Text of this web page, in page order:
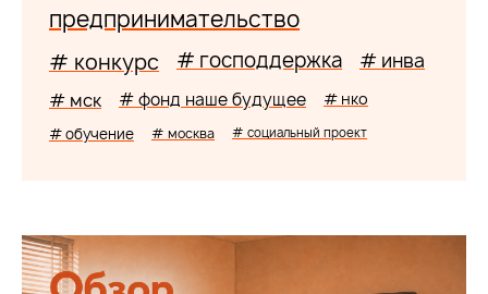
предпринимательство
# конкурс # господдержка # инва
# мск # фонд наше будущее # нко
# обучение # москва # социальный проект